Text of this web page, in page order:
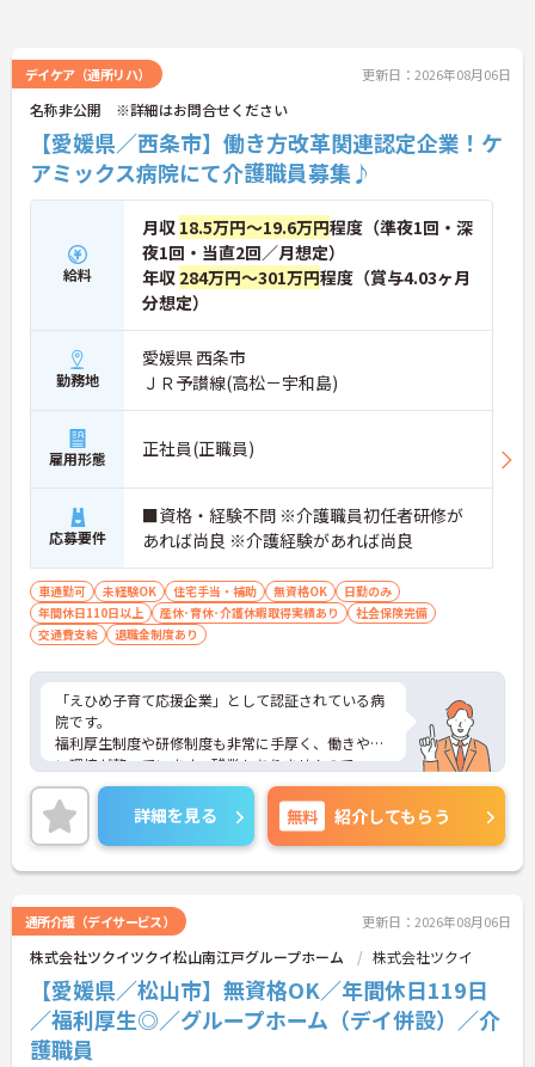
専門性を着実に深めていける環境が用意されていま
★おすすめPOINT★
＜個別ＯＪＴとチーム連携で着実に成長！＞
・入職後はお一人おひとりの習熟度に合わせた個別
のＯＪＴ研修を実施し、ｅラーニングを用いた学習
の機会も提供されます
・施設内には看護師が24時間常駐しており、急変時
の対応や専門的な医療処置は看護師が担当するため
負担が減ります
・介護スタッフと看護スタッフの比率が1対1で相談
しやすく、初任者研修や実務者研修からでも着実に
専門性を高められます
＜残業月7時間以下で身体の負担を軽減！＞
・常勤で働くスタッフの比率が90パーセント以上と
にくい人員体制です
・訪問スケジュールに沿って施設内でのケアを行う
ため、月平均の残業時間は5時間から7時間程度とか
なり少なめに抑えられます
・夜勤明けの翌日は原則としてお休みとなるシフト
編成が組まれており、しっかりと休息を取りながら
長期的な就業が可能です
＜評価制度でキャリアアップ＞
・介護福祉士や初任者研修などの資格や実務経験、
夜勤回数がしっかりと給与に反映されるためモチベ
・年次を問わずリーダーや主任などのマネジメント
職へ昇格する事例も多数あり、腰を据えて長期的な
キャリア形成が可能です
デイケア（通所リハ） 更新日：2026年08月06日
名称非公開 ※詳細はお問合せください
【愛媛県／西条市】働き方改革関連認定企業！ケ
アミックス病院にて介護職員募集♪
給料
月収 18.5万円～19.6万円程度（準夜1回・深
夜1回・当直2回／月想定）
年収 284万円～301万円程度（賞与4.03ヶ月
分想定）
勤務地
愛媛県 西条市
ＪＲ予讃線(高松－宇和島)
雇用形態 正社員(正職員)
応募要件
■資格・経験不問 ※介護職員初任者研修が
あれば尚良 ※介護経験があれば尚良
車通勤可 未経験OK 住宅手当・補助 無資格OK
日勤のみ
年間休日110日以上
産休･育休･介護休暇取得実績あり
社会保険完備
交通費支給
退職金制度あり
「えひめ子育て応援企業」として認証されている病
院です。
福利厚生制度や研修制度も非常に手厚く、働きやす
い環境が整っています。残業もありませんのでワー
クラウフバランスを重視する方にもオススメです！
気になる方はお気軽にアドバイザーまでお問い合わ
せください♪
詳細を見る 無料 紹介してもらう
通所介護（デイサービス） 更新日：2026年08月06日
株式会社ツクイツクイ松山南江戸グループホーム 株式会社ツクイ
【愛媛県／松山市】無資格OK／年間休日119日
／福利厚生◎／グループホーム（デイ併設）／介
護職員